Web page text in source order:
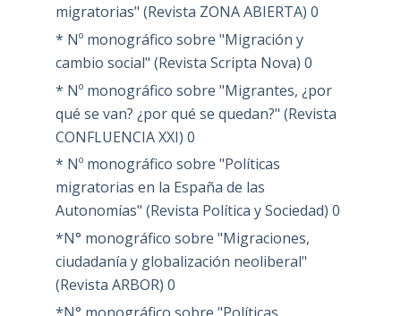
migratorias" (Revista ZONA ABIERTA) 0
* Nº monográfico sobre "Migración y
cambio social" (Revista Scripta Nova) 0
* Nº monográfico sobre "Migrantes, ¿por
qué se van? ¿por qué se quedan?" (Revista
CONFLUENCIA XXI) 0
* Nº monográfico sobre "Políticas
migratorias en la España de las
Autonomías" (Revista Política y Sociedad) 0
*N° monográfico sobre "Migraciones,
ciudadanía y globalización neoliberal"
(Revista ARBOR) 0